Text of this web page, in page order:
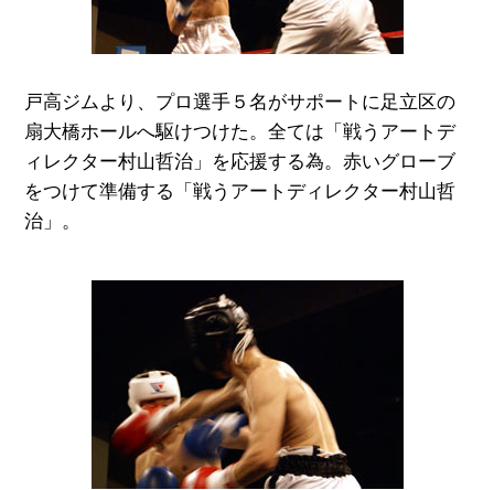
戸高ジムより、プロ選手５名がサポートに足立区の
扇大橋ホールへ駆けつけた。全ては「戦うアートデ
ィレクター村山哲治」を応援する為。赤いグローブ
をつけて準備する「戦うアートディレクター村山哲
治」。